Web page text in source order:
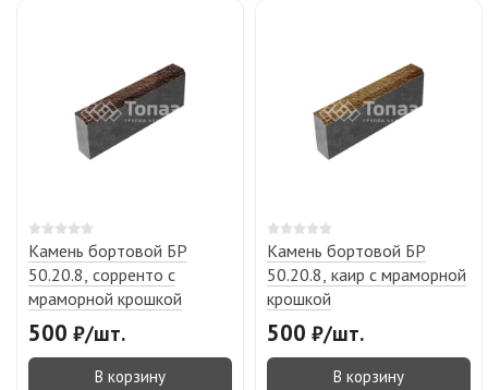
Камень бортовой БР
50.20.8, сорренто с
мраморной крошкой
500 ₽/шт.
В корзину
Камень бортовой БР
50.20.8, каир с мраморной
крошкой
500 ₽/шт.
В корзину